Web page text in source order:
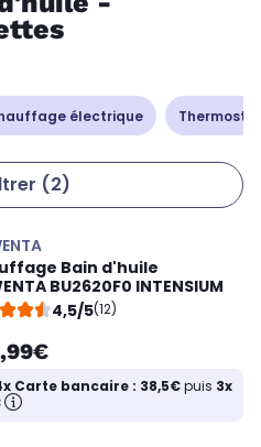
électrique
(2)
Bain d'huile
BU2620F0 INTENSIUM
4,5/5(12)
Carte bancaire : 38,5€puis 3x